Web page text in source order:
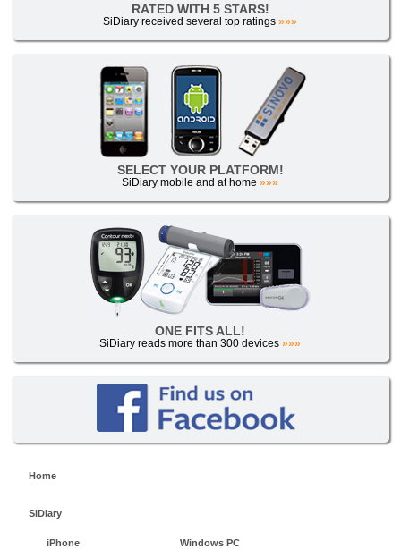
RATED WITH 5 STARS!
SiDiary received several top ratings»»»
SELECT YOUR PLATFORM!
SiDiary mobile and at home»»»
ONE FITS ALL!
SiDiary reads more than 300 devices»»»
Home
SiDiary
iPhone Windows PC